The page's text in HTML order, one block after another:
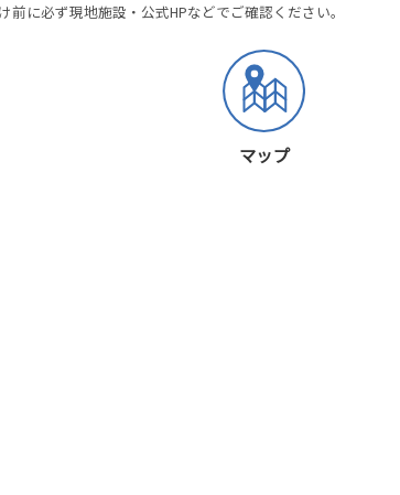
に必ず現地施設・公式HPなどでご確認ください。
マップ